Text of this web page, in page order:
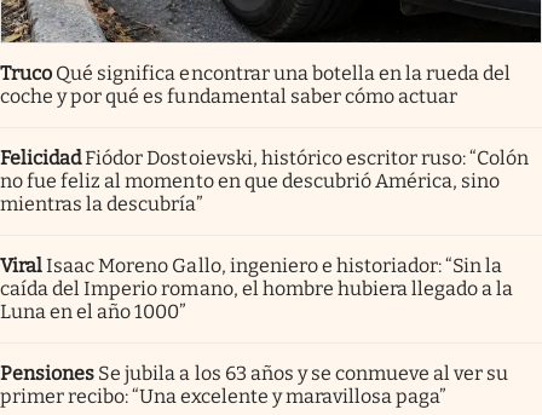
Truco Qué significa encontrar una botella en la rueda del
coche y por qué es fundamental saber cómo actuar
FelicidadFiódor Dostoievski, histórico escritor ruso: “Colón
no fue feliz al momento en que descubrió América, sino
mientras la descubría”
ViralIsaac Moreno Gallo, ingeniero e historiador: “Sin la
caída del Imperio romano, el hombre hubiera llegado a la
Luna en el año 1000”
Pensiones Se jubila a los 63 años y se conmueve al ver su
primer recibo: “Una excelente y maravillosa paga”